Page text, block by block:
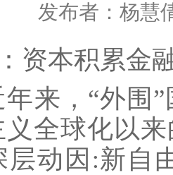
发布者：杨慧
：资本积累金
年来， “外围
义全球化以
层动因 :新自